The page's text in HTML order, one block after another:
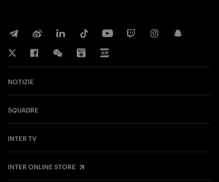
NOTIZIE
SQUADRE
INTER TV
INTER ONLINE STORE